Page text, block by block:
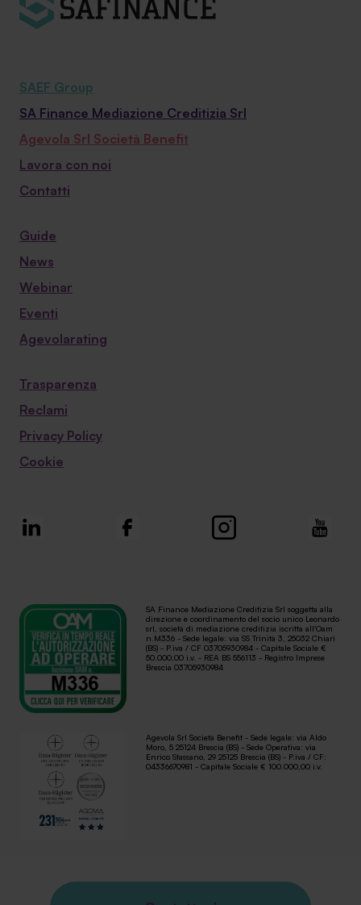
SAEF Group
SA Finance Mediazione Creditizia Srl
Agevola Srl Società Benefit
Lavora con noi
Contatti
Guide
News
Webinar
Eventi
Agevolarating
Trasparenza
Reclami
Privacy Policy
Cookie
SA Finance Mediazione Creditizia Srl soggetta alla
direzione e coordinamento del socio unico Leonardo
srl, società di mediazione creditizia iscritta all'Oam
n.M336 - Sede legale: via SS Trinità 3, 25032 Chiari
(BS) - P.iva / CF 03705930984 - Capitale Sociale €
50.000,00 i.v. - REA BS 556113 - Registro Imprese
Brescia 03705930984
Agevola Srl Società Benefit - Sede legale: via Aldo
Moro, 5 25124 Brescia (BS) - Sede Operativa: via
Enrico Stassano, 29 25125 Brescia (BS) - P.iva / CF:
04336670981 - Capitale Sociale € 100.000,00 i.v.